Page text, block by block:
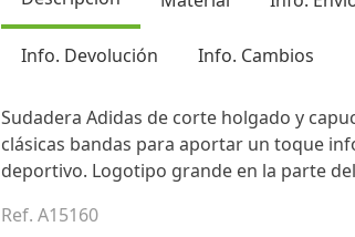
Info. Devolución Info. Cambios
Sudadera Adidas de corte holgado y
clásicas bandas para aportar un toque
deportivo. Logotipo grande en la parte
Ref. A15160